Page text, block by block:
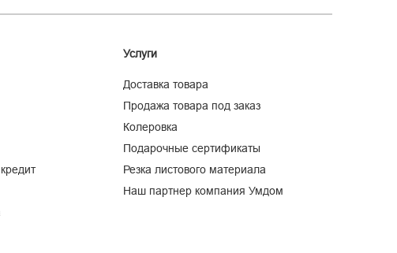
Услуги
Доставка товара
Продажа товара под заказ
Колеровка
Подарочные сертификаты
Резка листового материала
Наш партнер компания Умдом